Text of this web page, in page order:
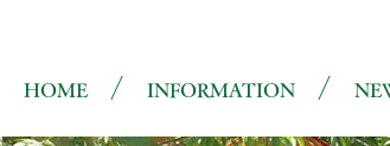
HOME
INFORMATION